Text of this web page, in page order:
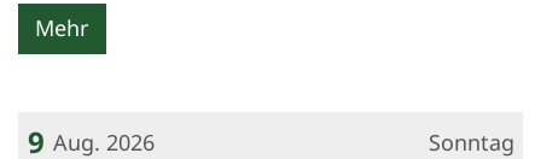
Mehr
Sonntag
9 Aug. 2026